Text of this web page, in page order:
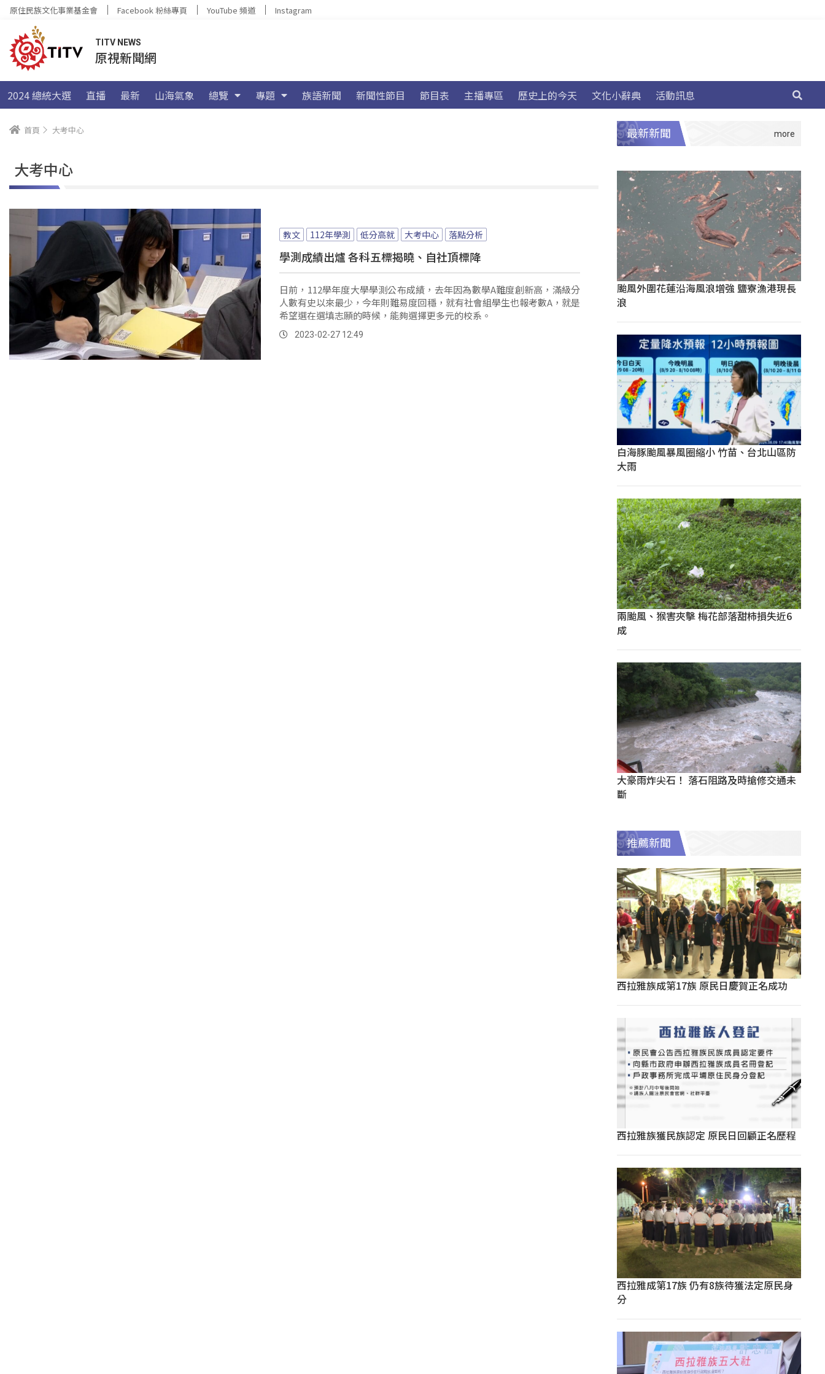
原住民族文化事業基金會 Facebook 粉絲專頁 YouTube 頻道 Instagram
TITV NEWS
原視新聞網
2024 總統大選 直播 最新 山海氣象 總覽 專題 族語新聞 新聞性節目 節目表 主播專區 歷史上的今天 文化小辭典 活動訊息
首頁 大考中心
大考中心
教文 112年學測 低分高就 大考中心 落點分析
學測成績出爐 各科五標揭曉、自社頂標降
日前，112學年度大學學測公布成績，去年因為數學A難度創新高，滿級分
人數有史以來最少，今年則難易度回穩，就有社會組學生也報考數A，就是
希望選在選填志願的時候，能夠選擇更多元的校系。
2023-02-27 12:49
最新新聞
颱風外圍花蓮沿海風浪增強 鹽寮漁港現長
浪
白海豚颱風暴風圈縮小 竹苗、台北山區防
大雨
兩颱風、猴害夾擊 梅花部落甜柿損失近6
成
大豪雨炸尖石！ 落石阻路及時搶修交通未
斷
推薦新聞
西拉雅族成第17族 原民日慶賀正名成功
西拉雅族獲民族認定 原民日回顧正名歷程
西拉雅成第17族 仍有8族待獲法定原民身
分